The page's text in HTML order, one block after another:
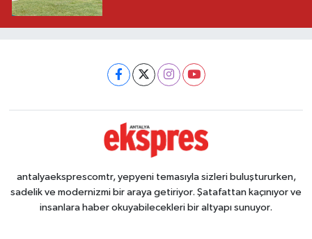
antalyaeksprescomtr, yepyeni temasıyla sizleri buluştururken,
sadelik ve modernizmi bir araya getiriyor. Şatafattan kaçınıyor ve
insanlara haber okuyabilecekleri bir altyapı sunuyor.